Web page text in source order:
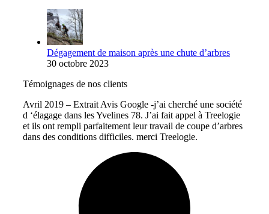
Dégagement de maison après une chute d’arbres
30 octobre 2023
Témoignages de nos clients
Avril 2019 – Extrait Avis Google -j’ai cherché une société
d ‘élagage dans les Yvelines 78. J’ai fait appel à Treelogie
et ils ont rempli parfaitement leur travail de coupe d’arbres
dans des conditions difficiles. merci Treelogie.